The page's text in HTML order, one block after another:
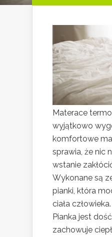
Materace
wyjątkowo
komfortowe
sprawia, że nic
wstanie
Wykonane są
pianki, która
ciała człowieka.
Pianka jest
zachowuje